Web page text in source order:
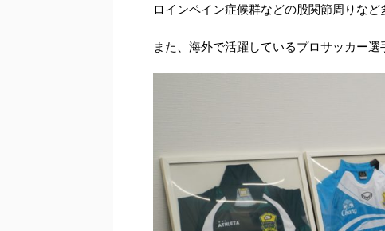
ロインペイン症候群などの股関節周りなど
また、海外で活躍しているプロサッカー